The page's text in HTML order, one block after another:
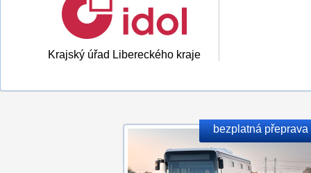
Krajský úřad Libereckého kraje
bezplatná přeprava